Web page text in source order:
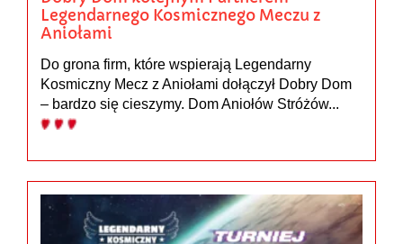
Legendarnego Kosmicznego Meczu z
Aniołami
Do grona firm, które wspierają Legendarny
Kosmiczny Mecz z Aniołami dołączył Dobry Dom
– bardzo się cieszymy. Dom Aniołów Stróżów...